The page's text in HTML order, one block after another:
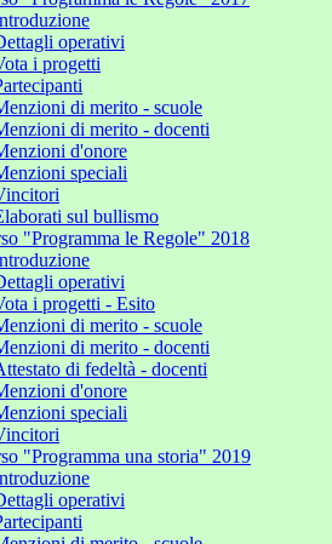
operativi
i progetti
di merito - scuole
di merito - docenti
d'onore
speciali
sul bullismo
"Programma le Regole" 2018
operativi
i progetti - Esito
di merito - scuole
di merito - docenti
di fedeltà - docenti
d'onore
speciali
"Programma una storia" 2019
operativi